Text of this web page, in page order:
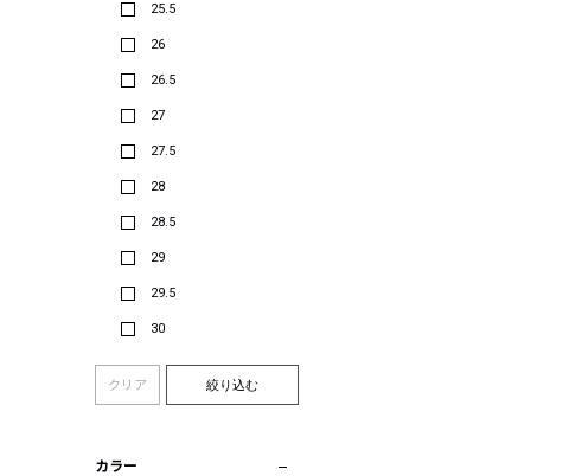
25.5
26
26.5
27
27.5
28
28.5
29
29.5
30
クリア 絞り込む
カラー